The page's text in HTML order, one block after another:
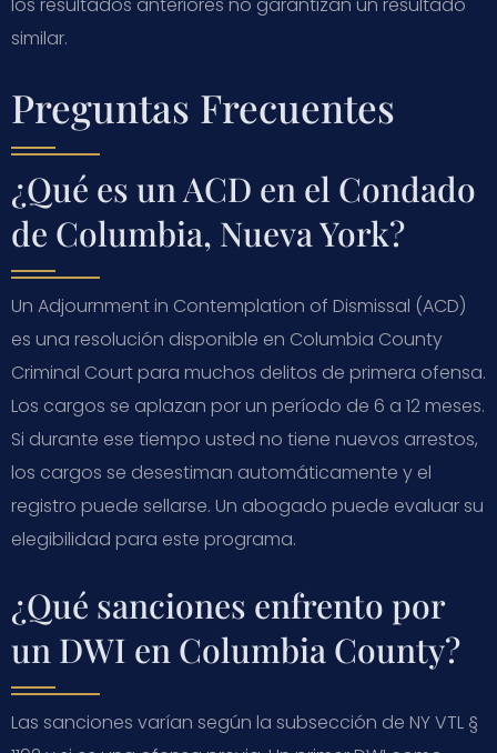
similar.
Preguntas Frecuentes
¿Qué es un ACD en el Condado
de Columbia, Nueva York?
Un Adjournment in Contemplation of Dismissal (ACD)
es una resolución disponible en Columbia County
Criminal Court para muchos delitos de primera ofensa.
Los cargos se aplazan por un período de 6 a 12 meses.
Si durante ese tiempo usted no tiene nuevos arrestos,
los cargos se desestiman automáticamente y el
registro puede sellarse. Un abogado puede evaluar su
elegibilidad para este programa.
¿Qué sanciones enfrento por
un DWI en Columbia County?
Las sanciones varían según la subsección de NY VTL §